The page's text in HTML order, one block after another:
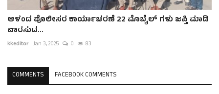
ಆಳಂದ ಪೊಲೀಸರ ಕಾರ್ಯಾಚರಣೆ 22 ಮೊಬೈಲ್ ಗಳು ಜಪ್ತಿ ಮಾಡಿ
ವಾರಸುದ...
kkeditor Jan 3, 2025 0 83
COMMENTS FACEBOOK COMMENTS